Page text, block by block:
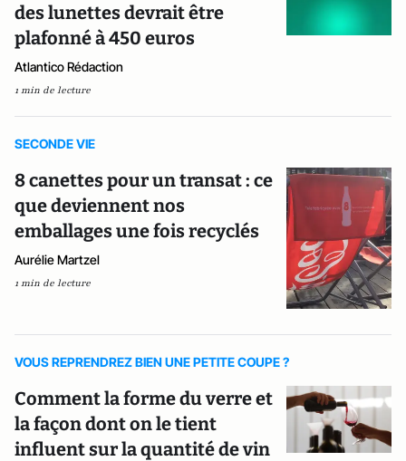
des lunettes devrait être
plafonné à 450 euros
Atlantico Rédaction
1 min de lecture
SECONDE VIE
8 canettes pour un transat : ce
que deviennent nos
emballages une fois recyclés
Aurélie Martzel
1 min de lecture
VOUS REPRENDREZ BIEN UNE PETITE COUPE ?
Comment la forme du verre et
la façon dont on le tient
influent sur la quantité de vin